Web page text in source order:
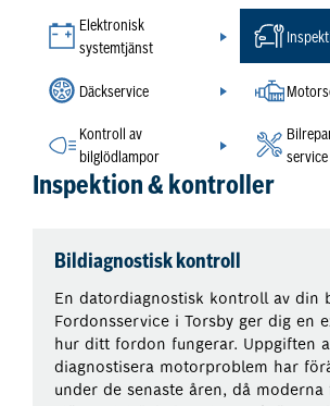
Elektronisk
systemtjänst
Däckservice
Kontroll av
bilglödlampor
service
Inspektion & kontroller
Bildiagnostisk kontroll
En datordiagnostisk kontroll av din
Fordonsservice i Torsby ger dig en
hur ditt fordon fungerar. Uppgiften
diagnostisera motorproblem har
under de senaste åren, då